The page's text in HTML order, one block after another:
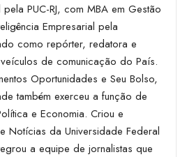
PUC-RJ, com MBA em Gestão
Empresarial pela
como repórter, redatora e
de comunicação do País.
Oportunidades e Seu Bolso,
também exerceu a função de
e Economia. Criou e
Notícias da Universidade Federal
a equipe de jornalistas que